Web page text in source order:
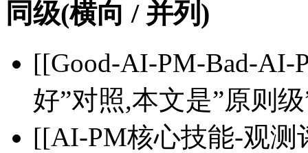
同级(横向 / 并列)
[[Good-AI-PM-Bad-AI-
好”对照,本文是”原则
[[AI-PM核心技能-观测